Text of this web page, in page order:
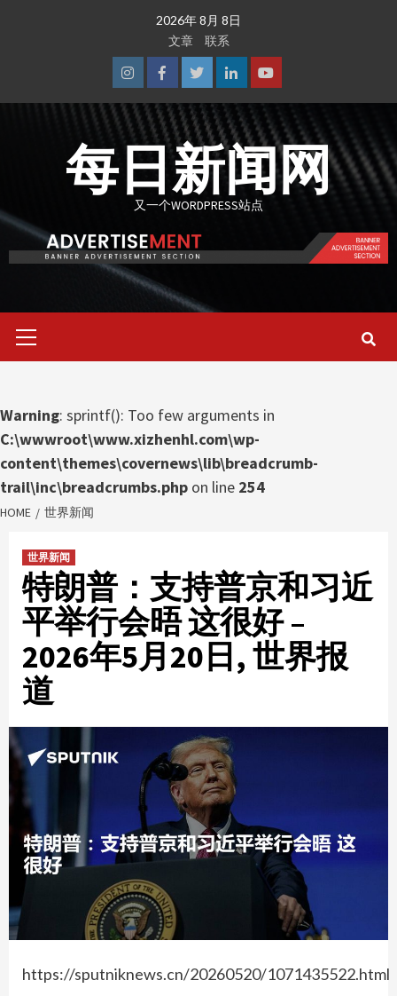
2026年 8月 8日
文章
联系
InstagramFacebook
TwitterLinkedinYoutube
每日新闻网
又一个WORDPRESS站点
Menu
Warning: sprintf(): Too few arguments in
C:\wwwroot\www.xizhenhl.com\wp-
content\themes\covernews\lib\breadcrumb-
trail\inc\breadcrumbs.php on line 254
HOME 世界新闻
世界新闻
特朗普：支持普京和习近
平举行会晤 这很好 –
2026年5月20日, 世界报
道
https://sputniknews.cn/20260520/1071435522.html